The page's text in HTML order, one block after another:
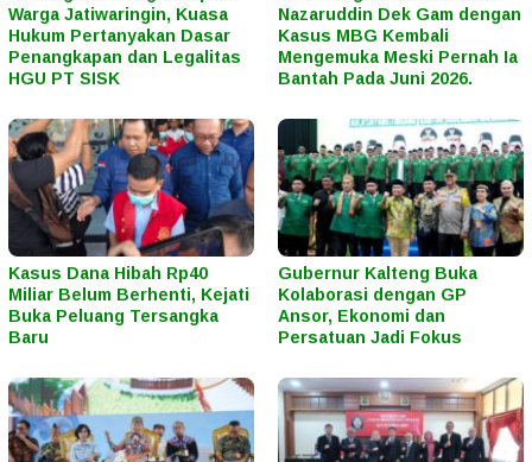
Warga Jatiwaringin, Kuasa
Hukum Pertanyakan Dasar
Penangkapan dan Legalitas
HGU PT SISK
Nazaruddin Dek Gam dengan
Kasus MBG Kembali
Mengemuka Meski Pernah Ia
Bantah Pada Juni 2026.
Kasus Dana Hibah Rp40
Miliar Belum Berhenti, Kejati
Buka Peluang Tersangka
Baru
Gubernur Kalteng Buka
Kolaborasi dengan GP
Ansor, Ekonomi dan
Persatuan Jadi Fokus